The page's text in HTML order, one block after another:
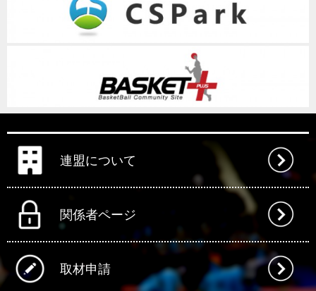
連盟について
関係者ページ
取材申請